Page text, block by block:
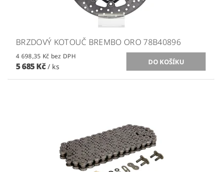
BRZDOVÝ KOTOUČ BREMBO ORO 78B40896
4 698,35 Kč bez DPH
5 685 Kč / ks